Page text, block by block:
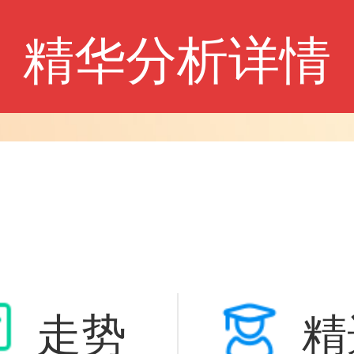
精华分析详情
走势